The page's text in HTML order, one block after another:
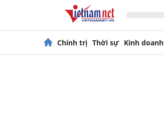
Chính trị Thời sự Kinh doanh